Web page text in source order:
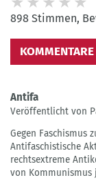
898 Stimmen,
KOMMENTARE
Antifa
Veröffentlicht von
Gegen Faschismus
Antifaschistische
rechtsextreme
von Kommunismus